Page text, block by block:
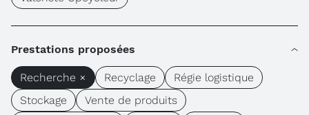
Prestations proposées
Recherche × Recyclage
Régie logistique
Stockage
Vente de produits